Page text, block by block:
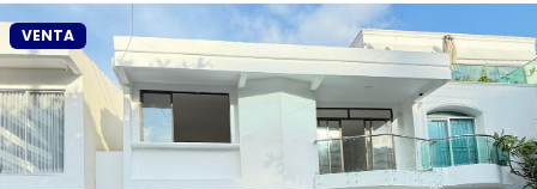
VENTA